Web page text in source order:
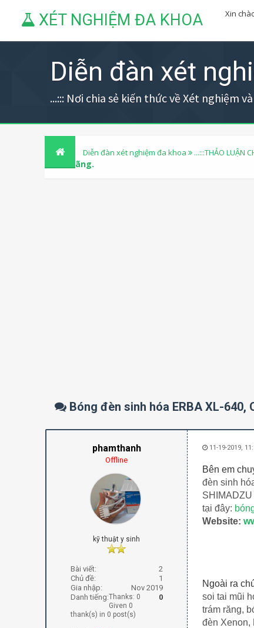
XÉT NGHIỆM ĐA KHOA Xin
Diễn đàn xét
...::: Nơi chia sẻ kiến thức về Xét nghiệm và
Diễn đàn xét nghiệm đa khoa ...:::THẢO LUẬN
chính hãng.
Bóng đèn sinh hóa ERBA XL-640,
phamthanh
Offline
kỹ thuật y sinh
Bài viết:
2
Chủ đề:
1
Gia nhập:
Nov 2019
Danh tiếng:
0
Thanks: 0
Given 0
thank(s) in 0 post(s)
11-19-2019,
Bên em
đèn sinh
tại đây:
Website:
Ngoài ra
soi tai mũi
trám răng,
đèn Xenon,